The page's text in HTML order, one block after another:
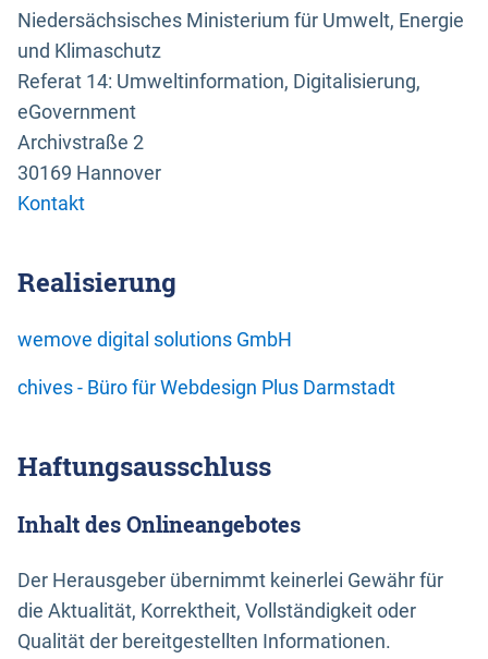
Niedersächsisches Ministerium für Umwelt, Energie
und Klimaschutz
Referat 14: Umweltinformation, Digitalisierung,
eGovernment
Archivstraße 2
30169 Hannover
Kontakt
Realisierung
wemove digital solutions GmbH
chives - Büro für Webdesign Plus Darmstadt
Haftungsausschluss
Inhalt des Onlineangebotes
Der Herausgeber übernimmt keinerlei Gewähr für
die Aktualität, Korrektheit, Vollständigkeit oder
Qualität der bereitgestellten Informationen.